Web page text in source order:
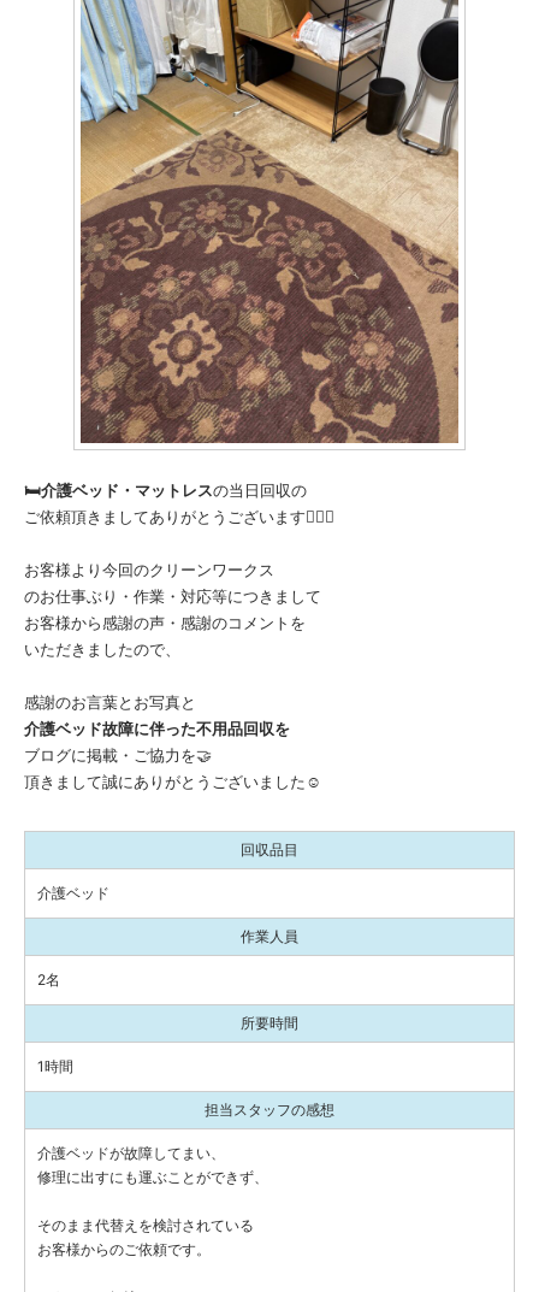
🛏️介護ベッド・マットレスの当日回収の
ご依頼頂きましてありがとうございます🙇🏻‍♂️
お客様より今回のクリーンワークス
のお仕事ぶり・作業・対応等につきまして
お客様から感謝の声・感謝のコメントを
いただきましたので、
感謝のお言葉とお写真と
介護ベッド故障に伴った不用品回収を
ブログに掲載・ご協力を🤝
頂きまして誠にありがとうございました☺️
回収品目
介護ベッド
作業人員
2名
所要時間
1時間
担当スタッフの感想
介護ベッドが故障してまい、
修理に出すにも運ぶことができず、
そのまま代替えを検討されている
お客様からのご依頼です。